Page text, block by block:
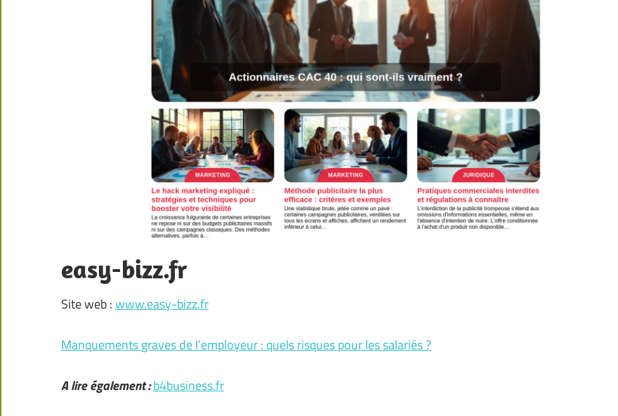
easy-bizz.fr
Site web :www.easy-bizz.fr
Manquements graves de l’employeur : quels risques pour les salariés ?
A lire également :b4business.fr